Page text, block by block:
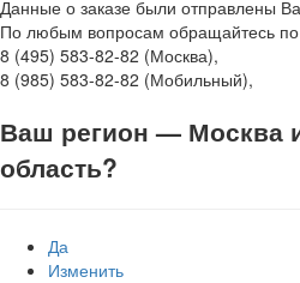
Данные о заказе были отправлены
По любым вопросам обращайтесь по
8 (495) 583-82-82 (Москва),
8 (985) 583-82-82 (Мобильный),
Ваш регион — Москва
область?
Да
Изменить